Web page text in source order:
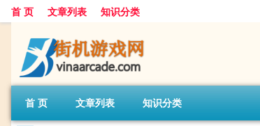
首 页 文章列表 知识分类
首 页 文章列表 知识分类